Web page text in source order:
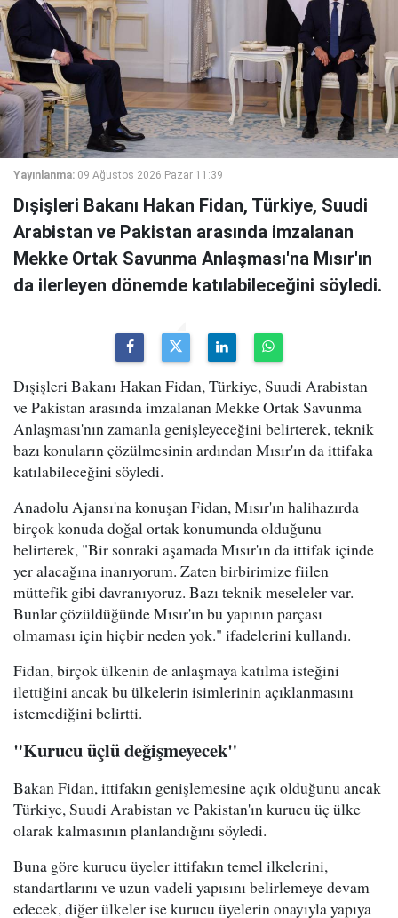
Yayınlanma: 09 Ağustos 2026 Pazar 11:39
Dışişleri Bakanı Hakan Fidan, Türkiye, Suudi
Arabistan ve Pakistan arasında imzalanan
Mekke Ortak Savunma Anlaşması'na Mısır'ın
da ilerleyen dönemde katılabileceğini söyledi.
Dışişleri Bakanı Hakan Fidan, Türkiye, Suudi Arabistan
ve Pakistan arasında imzalanan Mekke Ortak Savunma
Anlaşması'nın zamanla genişleyeceğini belirterek, teknik
bazı konuların çözülmesinin ardından Mısır'ın da ittifaka
katılabileceğini söyledi.
Anadolu Ajansı'na konuşan Fidan, Mısır'ın halihazırda
birçok konuda doğal ortak konumunda olduğunu
belirterek, "Bir sonraki aşamada Mısır'ın da ittifak içinde
yer alacağına inanıyorum. Zaten birbirimize fiilen
müttefik gibi davranıyoruz. Bazı teknik meseleler var.
Bunlar çözüldüğünde Mısır'ın bu yapının parçası
olmaması için hiçbir neden yok." ifadelerini kullandı.
Fidan, birçok ülkenin de anlaşmaya katılma isteğini
ilettiğini ancak bu ülkelerin isimlerinin açıklanmasını
istemediğini belirtti.
"Kurucu üçlü değişmeyecek"
Bakan Fidan, ittifakın genişlemesine açık olduğunu ancak
Türkiye, Suudi Arabistan ve Pakistan'ın kurucu üç ülke
olarak kalmasının planlandığını söyledi.
Buna göre kurucu üyeler ittifakın temel ilkelerini,
standartlarını ve uzun vadeli yapısını belirlemeye devam
edecek, diğer ülkeler ise kurucu üyelerin onayıyla yapıya